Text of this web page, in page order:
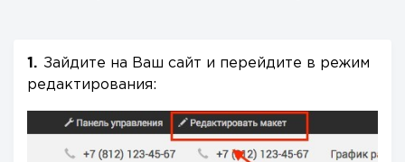
Зайдите на Ваш сайт и перейдите в режим
редактирования: